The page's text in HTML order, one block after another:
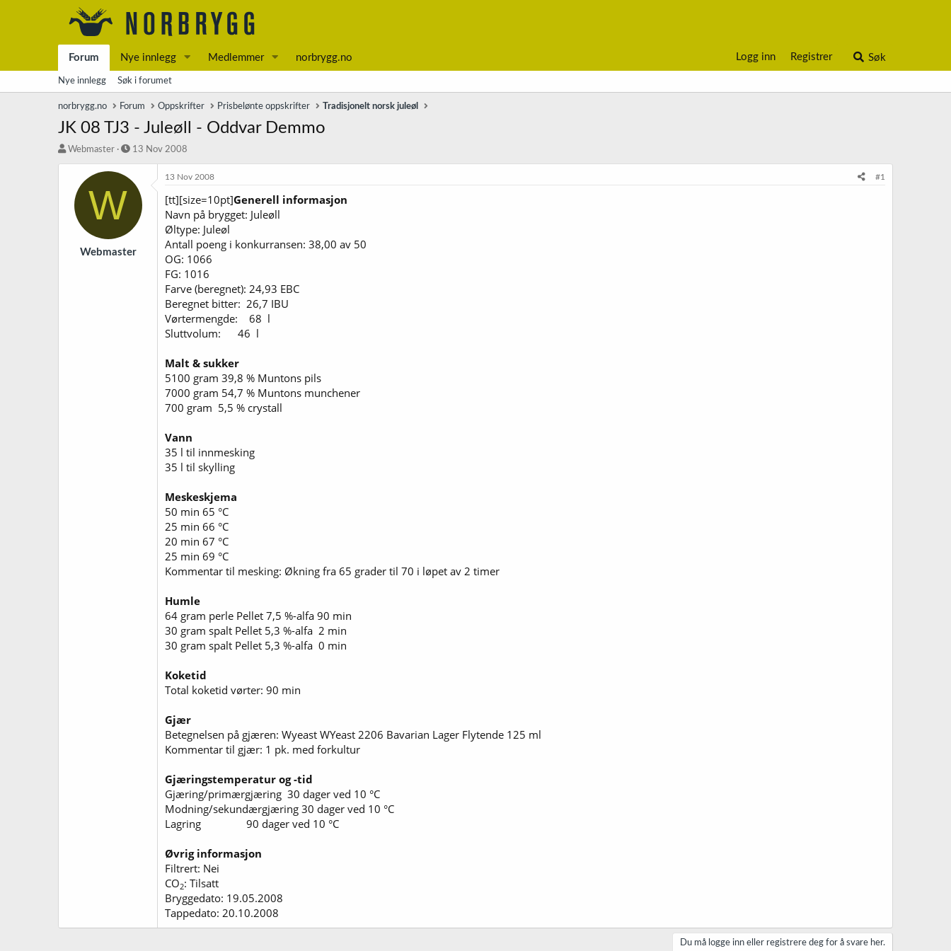
Forum Nye innlegg Medlemmer norbrygg.no Logg inn Registrer Søk
Nye innlegg Søk i forumet
norbrygg.no Forum Oppskrifter Prisbelønte oppskrifter Tradisjonelt norsk juleøl
JK 08 TJ3 - Juleøll - Oddvar Demmo
T
Webmaster
S
r
a
o
13 Nov 2008
W
Webmaster
13 Nov 2008 #1
[tt][size=10pt]Generell informasjon
Navn på brygget: Juleøll
Øltype: Juleøl
Antall poeng i konkurransen: 38,00 av 50
OG: 1066
FG: 1016
Farve (beregnet): 24,93 EBC
Beregnet bitter: 26,7 IBU
Vørtermengde: 68 l
Sluttvolum: 46 l
Malt & sukker
5100 gram 39,8 % Muntons pils
7000 gram 54,7 % Muntons munchener
700 gram 5,5 % crystall
Vann
35 l til innmesking
35 l til skylling
Meskeskjema
50 min 65 °C
25 min 66 °C
20 min 67 °C
25 min 69 °C
Kommentar til mesking: Økning fra 65 grader til 70 i løpet av 2 timer
Humle
64 gram perle Pellet 7,5 %-alfa 90 min
30 gram spalt Pellet 5,3 %-alfa 2 min
30 gram spalt Pellet 5,3 %-alfa 0 min
Koketid
Total koketid vørter: 90 min
Gjær
Betegnelsen på gjæren: Wyeast WYeast 2206 Bavarian Lager Flytende 125 ml
Kommentar til gjær: 1 pk. med forkultur
Gjæringstemperatur og -tid
Gjæring/primærgjæring 30 dager ved 10 °C
Modning/sekundærgjæring 30 dager ved 10 °C
Lagring 90 dager ved 10 °C
Øvrig informasjon
Filtrert: Nei
CO2: Tilsatt
Bryggedato: 19.05.2008
Tappedato: 20.10.2008
Du må logge inn eller registrere deg for å svare her.